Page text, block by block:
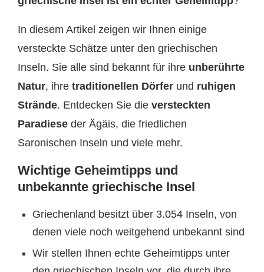
In diesem Artikel zeigen wir Ihnen einige
versteckte Schätze unter den griechischen
Inseln. Sie alle sind bekannt für ihre unberührte
Natur, ihre traditionellen Dörfer und ruhigen
Strände. Entdecken Sie die versteckten
Paradiese der Ägäis, die friedlichen
Saronischen Inseln und viele mehr.
Wichtige Geheimtipps und
unbekannte griechische Insel
Griechenland besitzt über 3.054 Inseln, von
denen viele noch weitgehend unbekannt sind
Wir stellen Ihnen echte Geheimtipps unter